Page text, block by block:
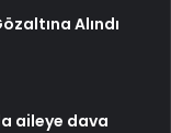
Alındı
aileye dava